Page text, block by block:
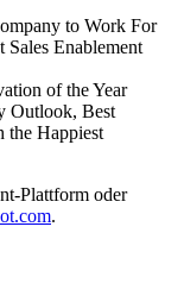
to Work For
Sales Enablement
of the Year
Outlook, Best
the Happiest
Plattform oder
.